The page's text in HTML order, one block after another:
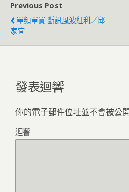
Previous Post
單頻單買 斷訊風波紅利／邱
家宜
發表迴響
你的電子郵件位址並不會被公
迴響